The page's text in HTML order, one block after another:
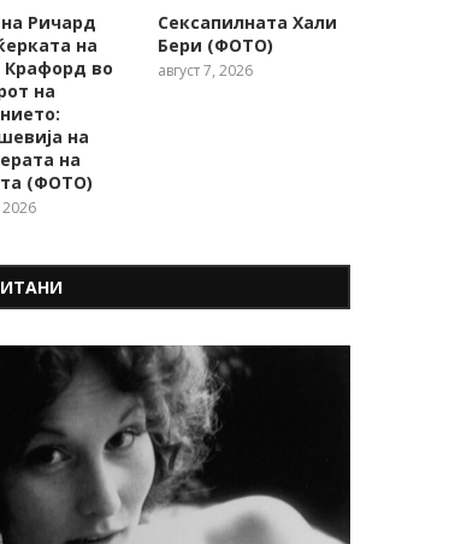
Ричард
на
во
на
на
на
(ФОТО)
2026
Сексапилната Хали
Бери (ФОТО)
август 7, 2026